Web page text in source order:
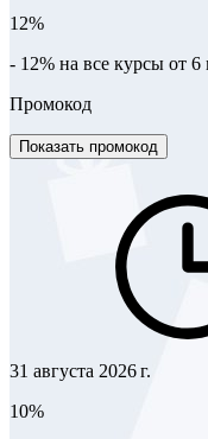
12%
- 12% на все курсы от 6
Промокод
Показать промокод
31 августа 2026 г.
10%